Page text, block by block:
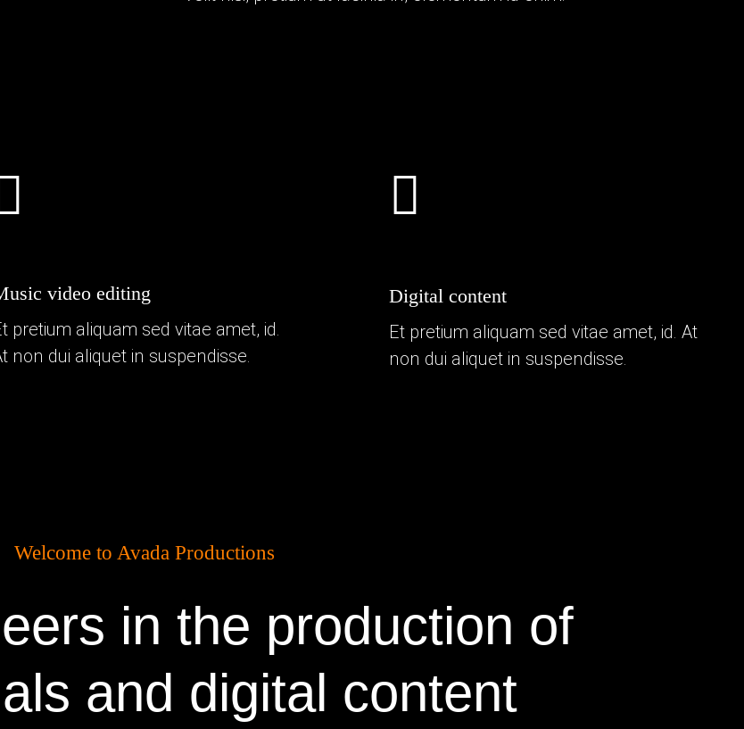
video editing
pretium aliquam sed vitae amet, id.
non dui aliquet in suspendisse.
Digital content
Et pretium aliquam sed vitae amet, id. At
non dui aliquet in suspendisse.
Welcome to Avada Productions
in the production of
and digital content